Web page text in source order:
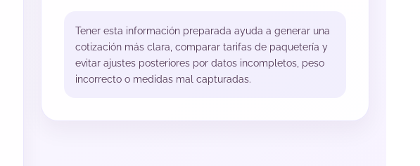
Tener esta información preparada ayuda a generar una
cotización más clara, comparar tarifas de paquetería y
evitar ajustes posteriores por datos incompletos, peso
incorrecto o medidas mal capturadas.